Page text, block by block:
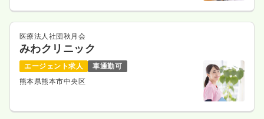
日勤のみ（常勤） 一時募集休止
給与 27.7万円/月
※経験20年の例
時間 8:20～17:20 （休憩60分）
オンコールあり
担当業務未経験可 月給27万円以上可
詳細を見る
医療法人社団秋月会
みわクリニック
エージェント求人
車通勤可
熊本県熊本市中央区